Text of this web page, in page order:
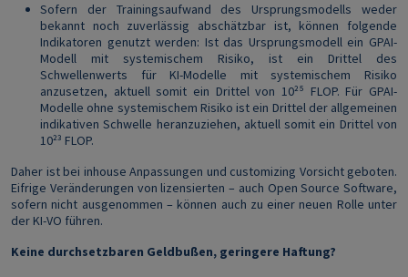
Sofern der Trainingsaufwand des Ursprungsmodells weder
bekannt noch zuverlässig abschätzbar ist, können folgende
Indikatoren genutzt werden: Ist das Ursprungsmodell ein GPAI-
Modell mit systemischem Risiko, ist ein Drittel des
Schwellenwerts für KI-Modelle mit systemischem Risiko
anzusetzen, aktuell somit ein Drittel von 10²⁵ FLOP. Für GPAI-
Modelle ohne systemischem Risiko ist ein Drittel der allgemeinen
indikativen Schwelle heranzuziehen, aktuell somit ein Drittel von
10²³ FLOP.
Daher ist bei inhouse Anpassungen und customizing Vorsicht geboten.
Eifrige Veränderungen von lizensierten – auch Open Source Software,
sofern nicht ausgenommen – können auch zu einer neuen Rolle unter
der KI-VO führen.
Keine durchsetzbaren Geldbußen, geringere Haftung?